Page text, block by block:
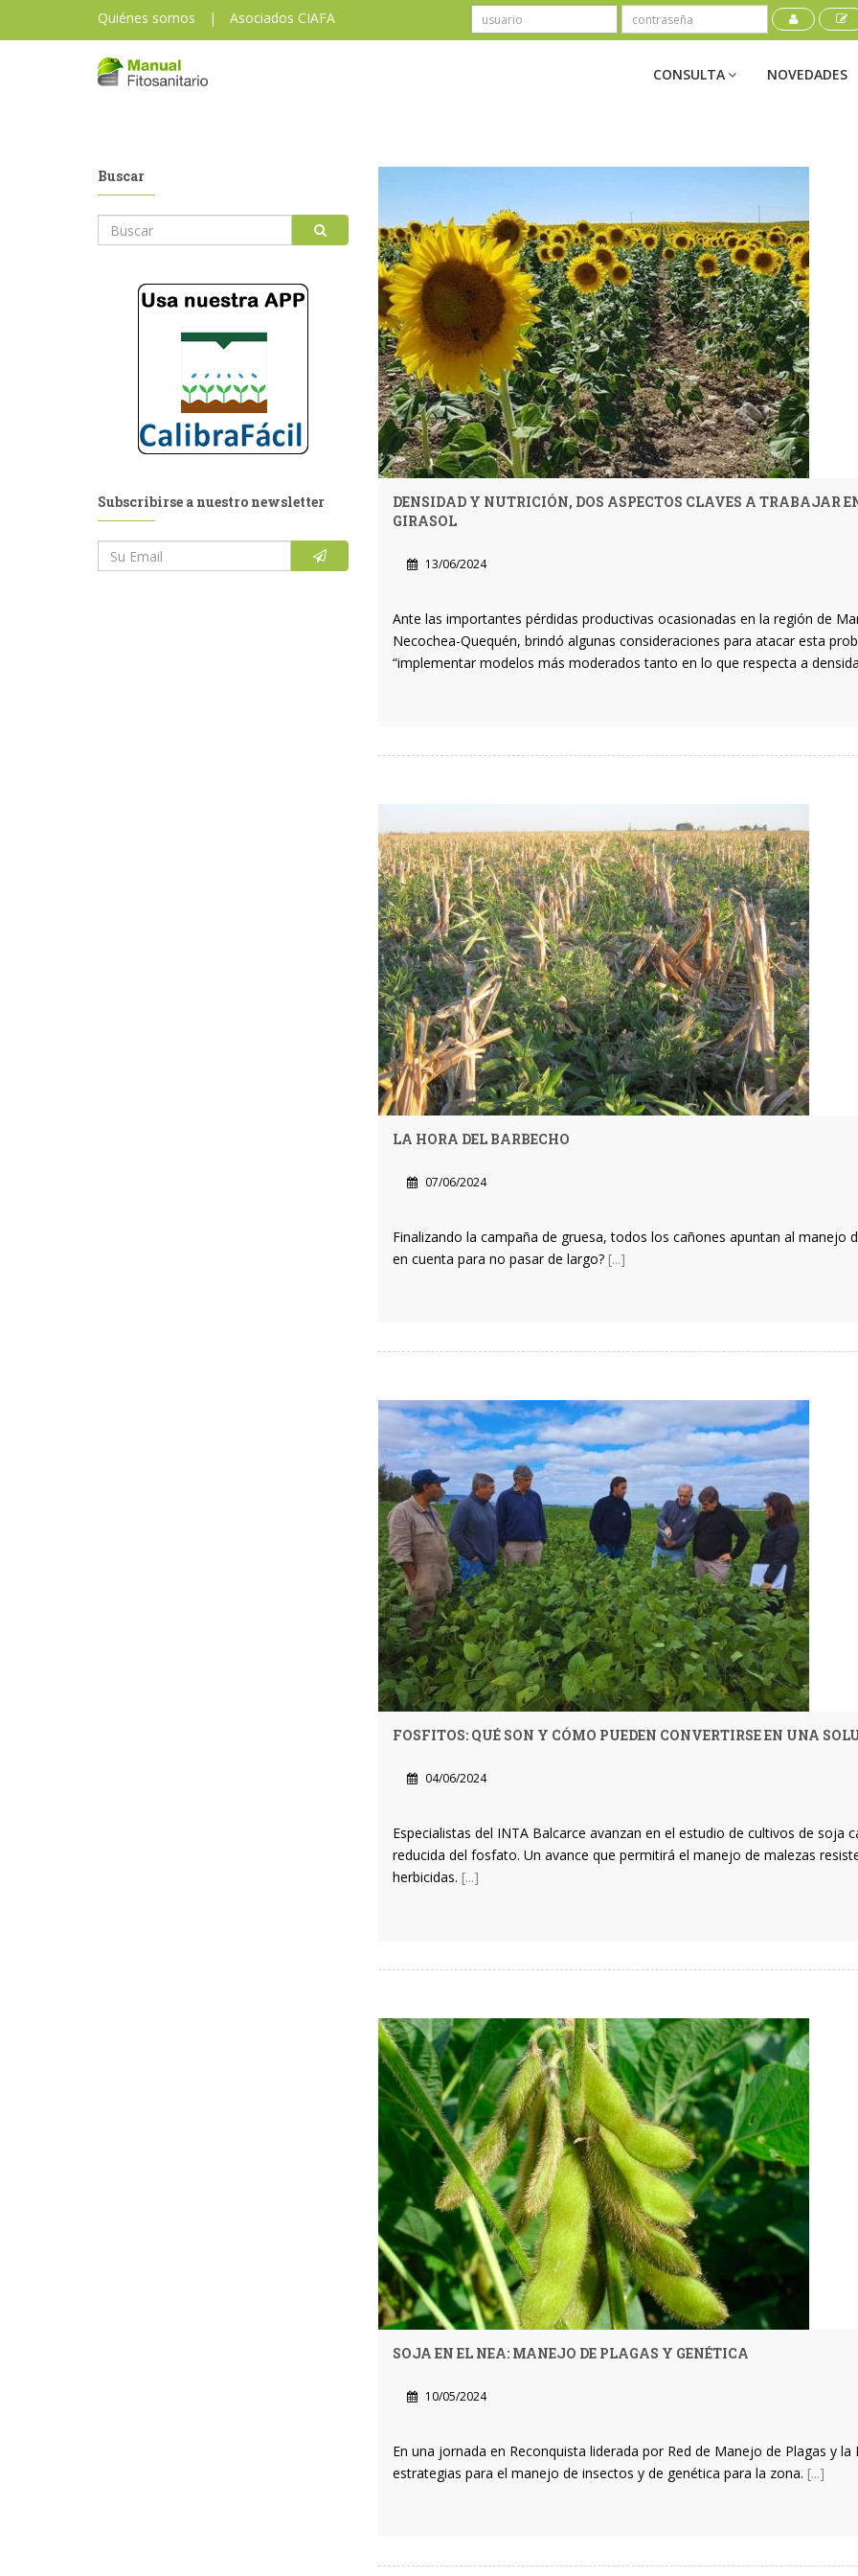
Quiénes somos | Asociados CIAFA
CONSULTA NOVEDADES
DENSIDAD Y NUTRICIÓN, DOS ASPECTOS CLAVES A TRABAJAR
GIRASOL
13/06/2024
Ante las importantes pérdidas productivas ocasionadas en la región de
Necochea-Quequén, brindó algunas consideraciones para atacar esta
“implementar modelos más moderados tanto en lo que respecta a
LA HORA DEL BARBECHO
07/06/2024
Finalizando la campaña de gruesa, todos los cañones apuntan al manejo
en cuenta para no pasar de largo? [...]
FOSFITOS: QUÉ SON Y CÓMO PUEDEN CONVERTIRSE EN UNA
04/06/2024
Especialistas del INTA Balcarce avanzan en el estudio de cultivos de
reducida del fosfato. Un avance que permitirá el manejo de malezas
herbicidas. [...]
SOJA EN EL NEA: MANEJO DE PLAGAS Y GENÉTICA
10/05/2024
En una jornada en Reconquista liderada por Red de Manejo de Plagas y
estrategias para el manejo de insectos y de genética para la zona. [...]
Buscar
Subscribirse a nuestro newsletter